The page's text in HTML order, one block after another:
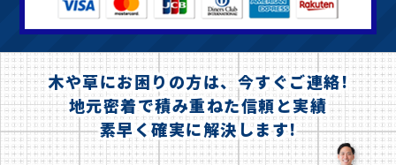
木や草にお困りの方は、今すぐご連絡!
地元密着で積み重ねた信頼と実績
素早く確実に解決します!